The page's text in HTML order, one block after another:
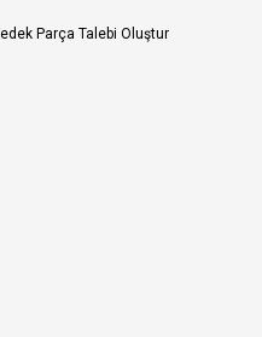
Parça Talebi Oluştur